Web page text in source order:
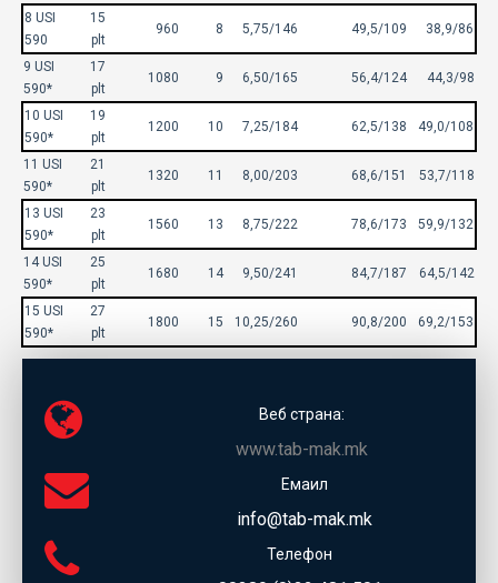
8 USI
590
15
plt
960 8 5,75/146 49,5/109 38,9/86
9 USI
590*
17
plt
1080 9 6,50/165 56,4/124 44,3/98
10 USI
590*
19
plt
1200 10 7,25/184 62,5/138 49,0/108
11 USI
590*
21
plt
1320 11 8,00/203 68,6/151 53,7/118
13 USI
590*
23
plt
1560 13 8,75/222 78,6/173 59,9/132
14 USI
590*
25
plt
1680 14 9,50/241 84,7/187 64,5/142
15 USI
590*
27
plt
1800 15 10,25/260 90,8/200 69,2/153
Веб страна:
www.tab-mak.mk
Емаил
info@tab-mak.mk
Телефон